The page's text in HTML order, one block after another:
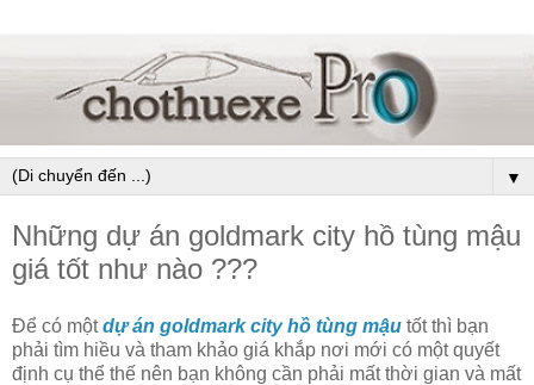
▼
Những dự án goldmark city hồ tùng mậu
giá tốt như nào ???
Để có mộtdự án goldmark city hồ tùng mậu tốt thì bạn
phải tìm hiều và tham khảo giá khắp nơi mới có một quyết
định cụ thể thế nên bạn không cần phải mất thời gian và mất